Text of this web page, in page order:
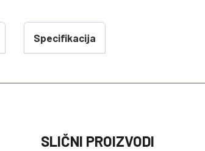
Specifikacija
SLIČNI PROIZVODI